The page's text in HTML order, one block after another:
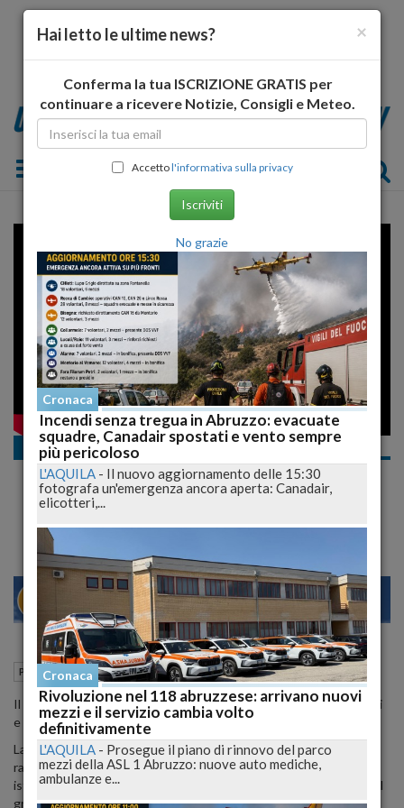
Toggle navigation
Politica
Carenza d'acqua: proposta di potenziare
contributi per lo stoccaggio idrico
domestico in Abruzzo
NAPOLI 26 31
Politica L'Aquila (AQ) 17 Ottobre 2024 17:46
Il consigliere Marinucci punta ad aumentare i fondi per le autoclavi
e migliorare la distribuzione idrica lungo la costa abruzzese.
La
carenza d'acqua potabilelungo la costa abruzzese continua a
rappresentare un problema critico, attirando l'attenzione delle
istituzioni regionali. Il consigliere regionale
, del
gruppo consiliareMarsilio Presidente, ha recentemente
×
Hai letto le ultime news?
Conferma la tua ISCRIZIONE GRATIS per
continuare a ricevere Notizie, Consigli e Meteo.
Accettol'informativa sulla privacy
Iscriviti
No grazie
Cronaca
Incendi senza tregua in Abruzzo: evacuate
squadre, Canadair spostati e vento sempre
più pericoloso
L'AQUILA - Il nuovo aggiornamento delle 15:30
fotografa un'emergenza ancora aperta: Canadair,
elicotteri,...
Cronaca
Rivoluzione nel 118 abruzzese: arrivano nuovi
mezzi e il servizio cambia volto
definitivamente
L'AQUILA - Prosegue il piano di rinnovo del parco
mezzi della ASL 1 Abruzzo: nuove auto mediche,
ambulanze e...